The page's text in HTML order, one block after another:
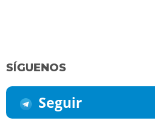
SÍGUENOS
Seguir